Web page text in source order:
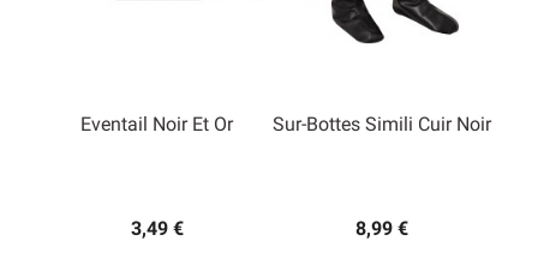
Eventail Noir Et Or
3,49 €
Sur-Bottes Simili Cuir Noir
8,99 €